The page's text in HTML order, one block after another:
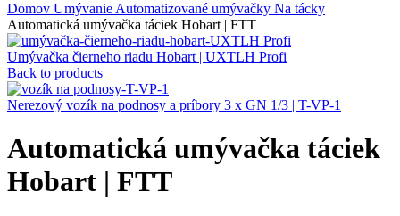
Domov Umývanie Automatizované umývačky Na tácky
Automatická umývačka táciek Hobart | FTT
Umývačka čierneho riadu Hobart | UXTLH Profi
Back to products
Nerezový vozík na podnosy a príbory 3 x GN 1/3 | T-VP-1
Automatická umývačka táciek
Hobart | FTT